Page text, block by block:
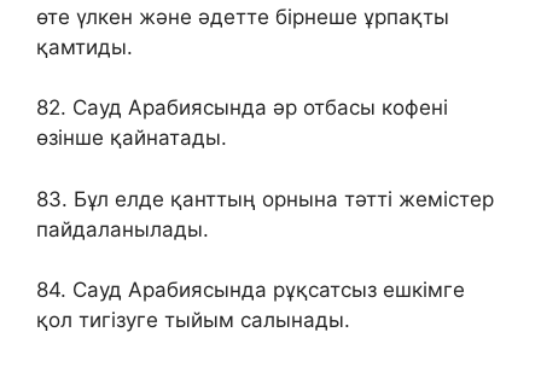
өте үлкен және әдетте бірнеше ұрпақты
қамтиды.
82. Сауд Арабиясында әр отбасы кофені
өзінше қайнатады.
83. Бұл елде қанттың орнына тәтті жемістер
пайдаланылады.
84. Сауд Арабиясында рұқсатсыз ешкімге
қол тигізуге тыйым салынады.